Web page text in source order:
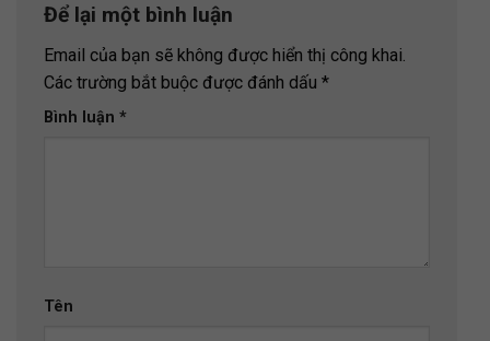
Để lại một bình luận
Email của bạn sẽ không được hiển thị công khai.
Các trường bắt buộc được đánh dấu *
Bình luận *
Tên